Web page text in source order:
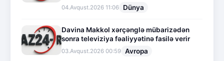
04.Avqust.2026 11:06 Dünya
Davina Makkol xərçənglə mübarizədən
sonra televiziya fəaliyyətinə fasilə verir
03.Avqust.2026 00:59 Avropa